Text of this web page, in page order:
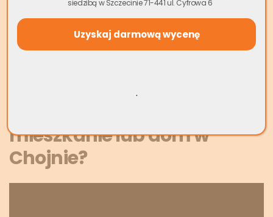
etapie procesu. Niezależnie od stanu technicznego,
sytuacji prawnej czy innych okoliczności związanych z
mieszkanie lub dom w
Chojnie?
siedzibą w Szczecinie 71-441 ul. Cyfrowa 6
.